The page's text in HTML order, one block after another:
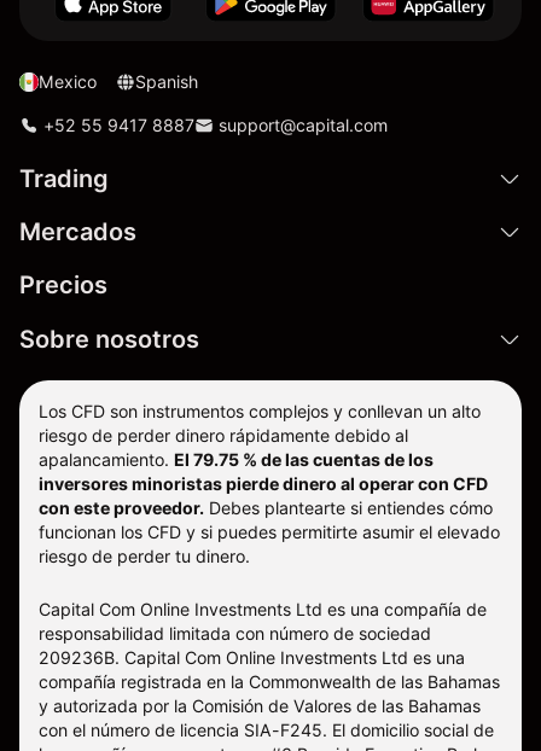
Mexico Spanish
+52 55 9417 8887 support@capital.com
Trading
Mercados
Precios
Sobre nosotros
Los CFD son instrumentos complejos y conllevan un alto
riesgo de perder dinero rápidamente debido al
apalancamiento. El 79.75 % de las cuentas de los
inversores minoristas pierde dinero al operar con CFD
con este proveedor. Debes plantearte si entiendes cómo
funcionan los CFD y si puedes permitirte asumir el elevado
riesgo de perder tu dinero.
Capital Com Online Investments Ltd es una compañía de
responsabilidad limitada con número de sociedad
209236B. Capital Com Online Investments Ltd es una
compañía registrada en la Commonwealth de las Bahamas
y autorizada por la Comisión de Valores de las Bahamas
con el número de licencia SIA-F245. El domicilio social de